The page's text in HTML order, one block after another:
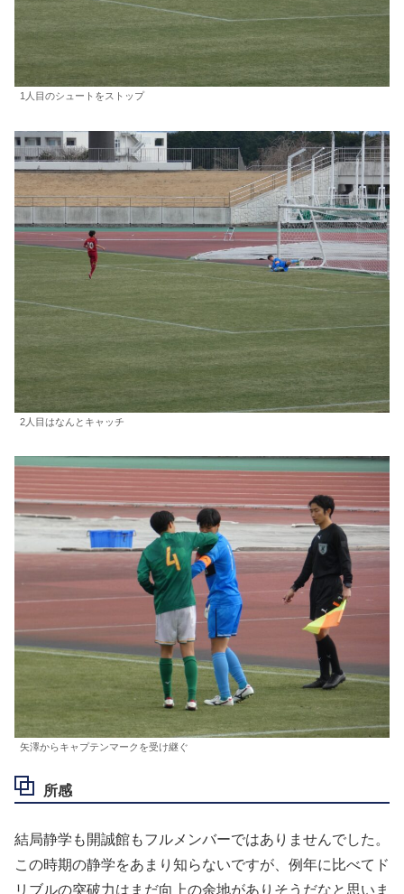
1人目のシュートをストップ
2人目はなんとキャッチ
矢澤からキャプテンマークを受け継ぐ
所感
結局静学も開誠館もフルメンバーではありませんでした。
この時期の静学をあまり知らないですが、例年に比べてド
リブルの突破力はまだ向上の余地がありそうだなと思いま